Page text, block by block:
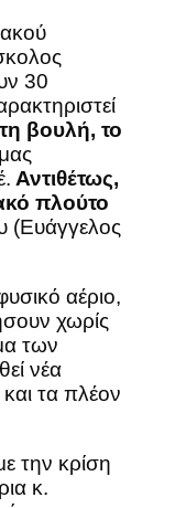
30
βουλή, το
Αντιθέτως,
πλούτο
(Ευάγγελος
αέριο,
χωρίς
των
νέα
τα πλέον
την κρίση
κ.